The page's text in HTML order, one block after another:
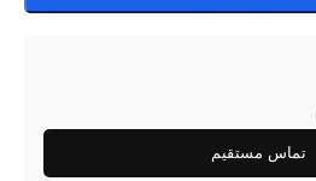
تماس مستقیم